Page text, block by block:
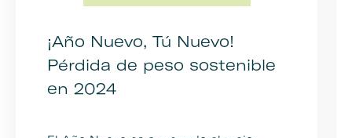
¡Año Nuevo, Tú Nuevo!
Pérdida de peso sostenible
en 2024